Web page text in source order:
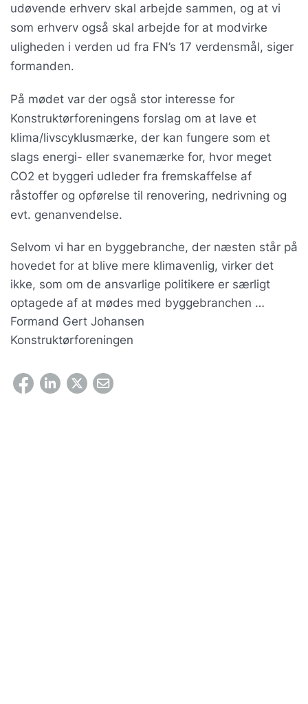
udøvende erhverv skal arbejde sammen, og at vi
som erhverv også skal arbejde for at modvirke
uligheden i verden ud fra FN’s 17 verdensmål, siger
formanden.
På mødet var der også stor interesse for
Konstruktørforeningens forslag om at lave et
klima/livscyklusmærke, der kan fungere som et
slags energi- eller svanemærke for, hvor meget
CO2 et byggeri udleder fra fremskaffelse af
råstoffer og opførelse til renovering, nedrivning og
evt. genanvendelse.
Selvom vi har en byggebranche, der næsten står på
hovedet for at blive mere klimavenlig, virker det
ikke, som om de ansvarlige politikere er særligt
optagede af at mødes med byggebranchen …
Formand Gert Johansen
Konstruktørforeningen